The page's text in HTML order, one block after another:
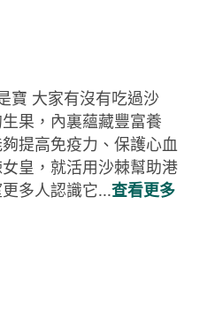
寶 大家有沒有吃過沙
果，內裏蘊藏豐富養
提高免疫力、保護心血
皇，就活用沙棘幫助港
多人認識它...查看更多